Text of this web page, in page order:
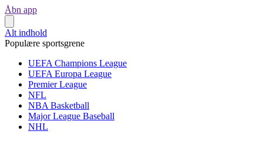
Åbn app
Alt indhold
Populære sportsgrene
UEFA Champions League
UEFA Europa League
Premier League
NFL
NBA Basketball
Major League Baseball
NHL